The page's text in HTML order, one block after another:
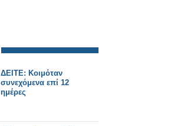
ΔΕΙΤΕ: Κοιμόταν
συνεχόμενα επί 12
ημέρες